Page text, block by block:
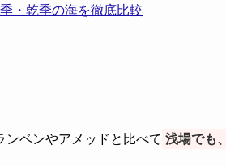
・乾季の海を徹底比較
ベンやアメッドと比べて 浅場でも